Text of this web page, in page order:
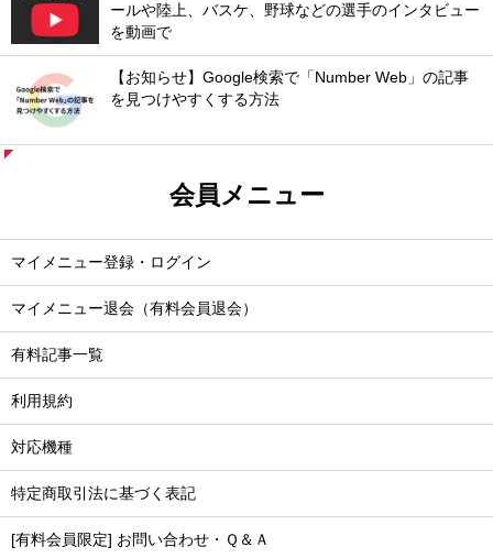
ールや陸上、バスケ、野球などの選手のインタビュー
を動画で
【お知らせ】Google検索で「Number Web」の記事
を見つけやすくする方法
会員メニュー
マイメニュー登録・ログイン
マイメニュー退会（有料会員退会）
有料記事一覧
利用規約
対応機種
特定商取引法に基づく表記
[有料会員限定] お問い合わせ・Ｑ＆Ａ